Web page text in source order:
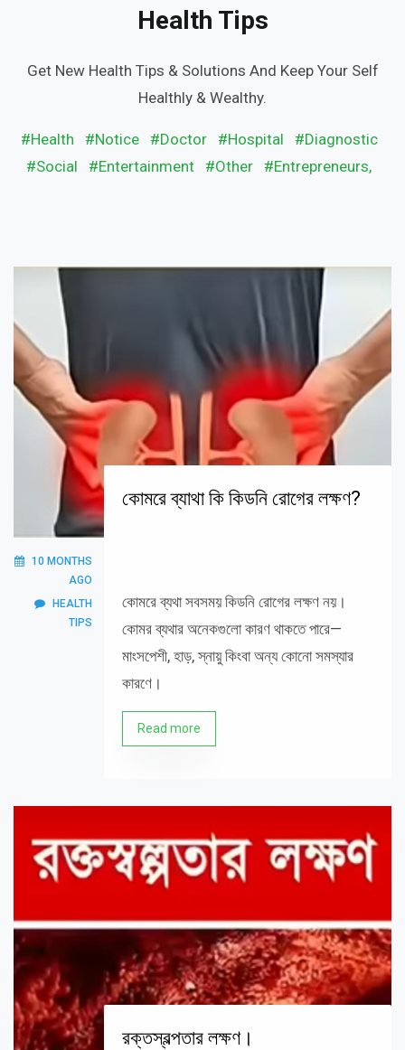
Health Tips
Get New Health Tips & Solutions And Keep Your Self
Healthly & Wealthy.
#Health #Notice #Doctor #Hospital
#Diagnostic
#Social
#Entertainment #Other #Entrepreneurs,
10 MONTHS
AGO
HEALTH
TIPS
কোমরে ব্যাথা কি কিডনি রোগের লক্ষণ?
কোমরে ব্যথা সবসময় কিডনি রোগের লক্ষণ নয়।
কোমর ব্যথার অনেকগুলো কারণ থাকতে পারে—
মাংসপেশী, হাড়, স্নায়ু কিংবা অন্য কোনো সমস্যার
কারণে।
Read more
রক্তস্বল্পতার লক্ষণ।